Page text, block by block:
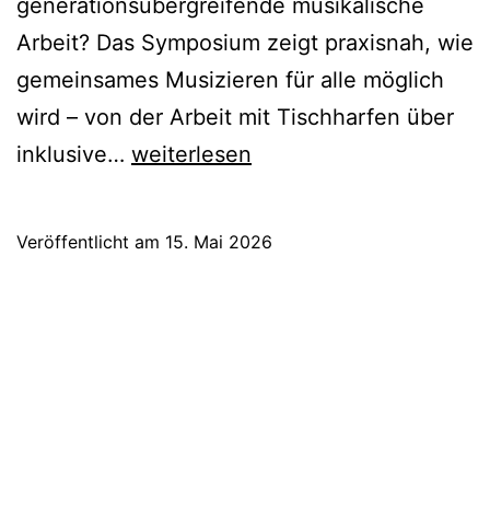
Arbeit? Das Symposium zeigt praxisnah, wie
gemeinsames Musizieren für alle möglich
wird – von der Arbeit mit Tischharfen über
inklusive… Gemeinsam
weiterlesen
Veröffentlicht am 15. Mai 2026